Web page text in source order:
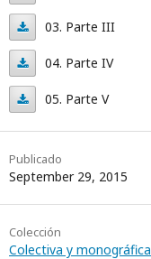
Parte
I
02.
Parte
II
03. Parte III
03.
Parte
III
04. Parte IV
04.
Parte
05. Parte V
05.
Parte
V
Publicado
September 29, 2015
Colección
Colectiva y monográfica